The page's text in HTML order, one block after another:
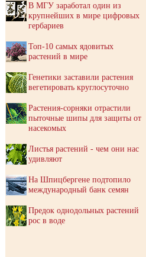
В МГУ заработал один из
крупнейших в мире цифровых
гербариев
Топ-10 самых ядовитых
растений в мире
Генетики заставили растения
вегетировать круглосуточно
Растения-сорняки отрастили
пыточные шипы для защиты от
насекомых
Листья растений - чем они нас
удивляют
На Шпицбергене подтопило
международный банк семян
Предок однодольных растений
рос в воде